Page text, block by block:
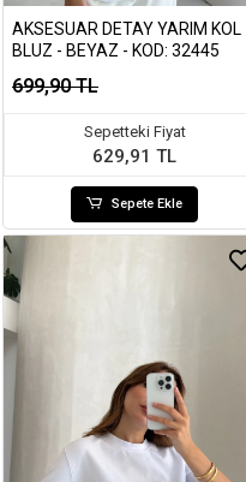
AKSESUAR DETAY YARIM KOL
BLUZ - BEYAZ - KOD: 32445
699,90 TL
Sepetteki Fiyat
629,91 TL
Sepete Ekle